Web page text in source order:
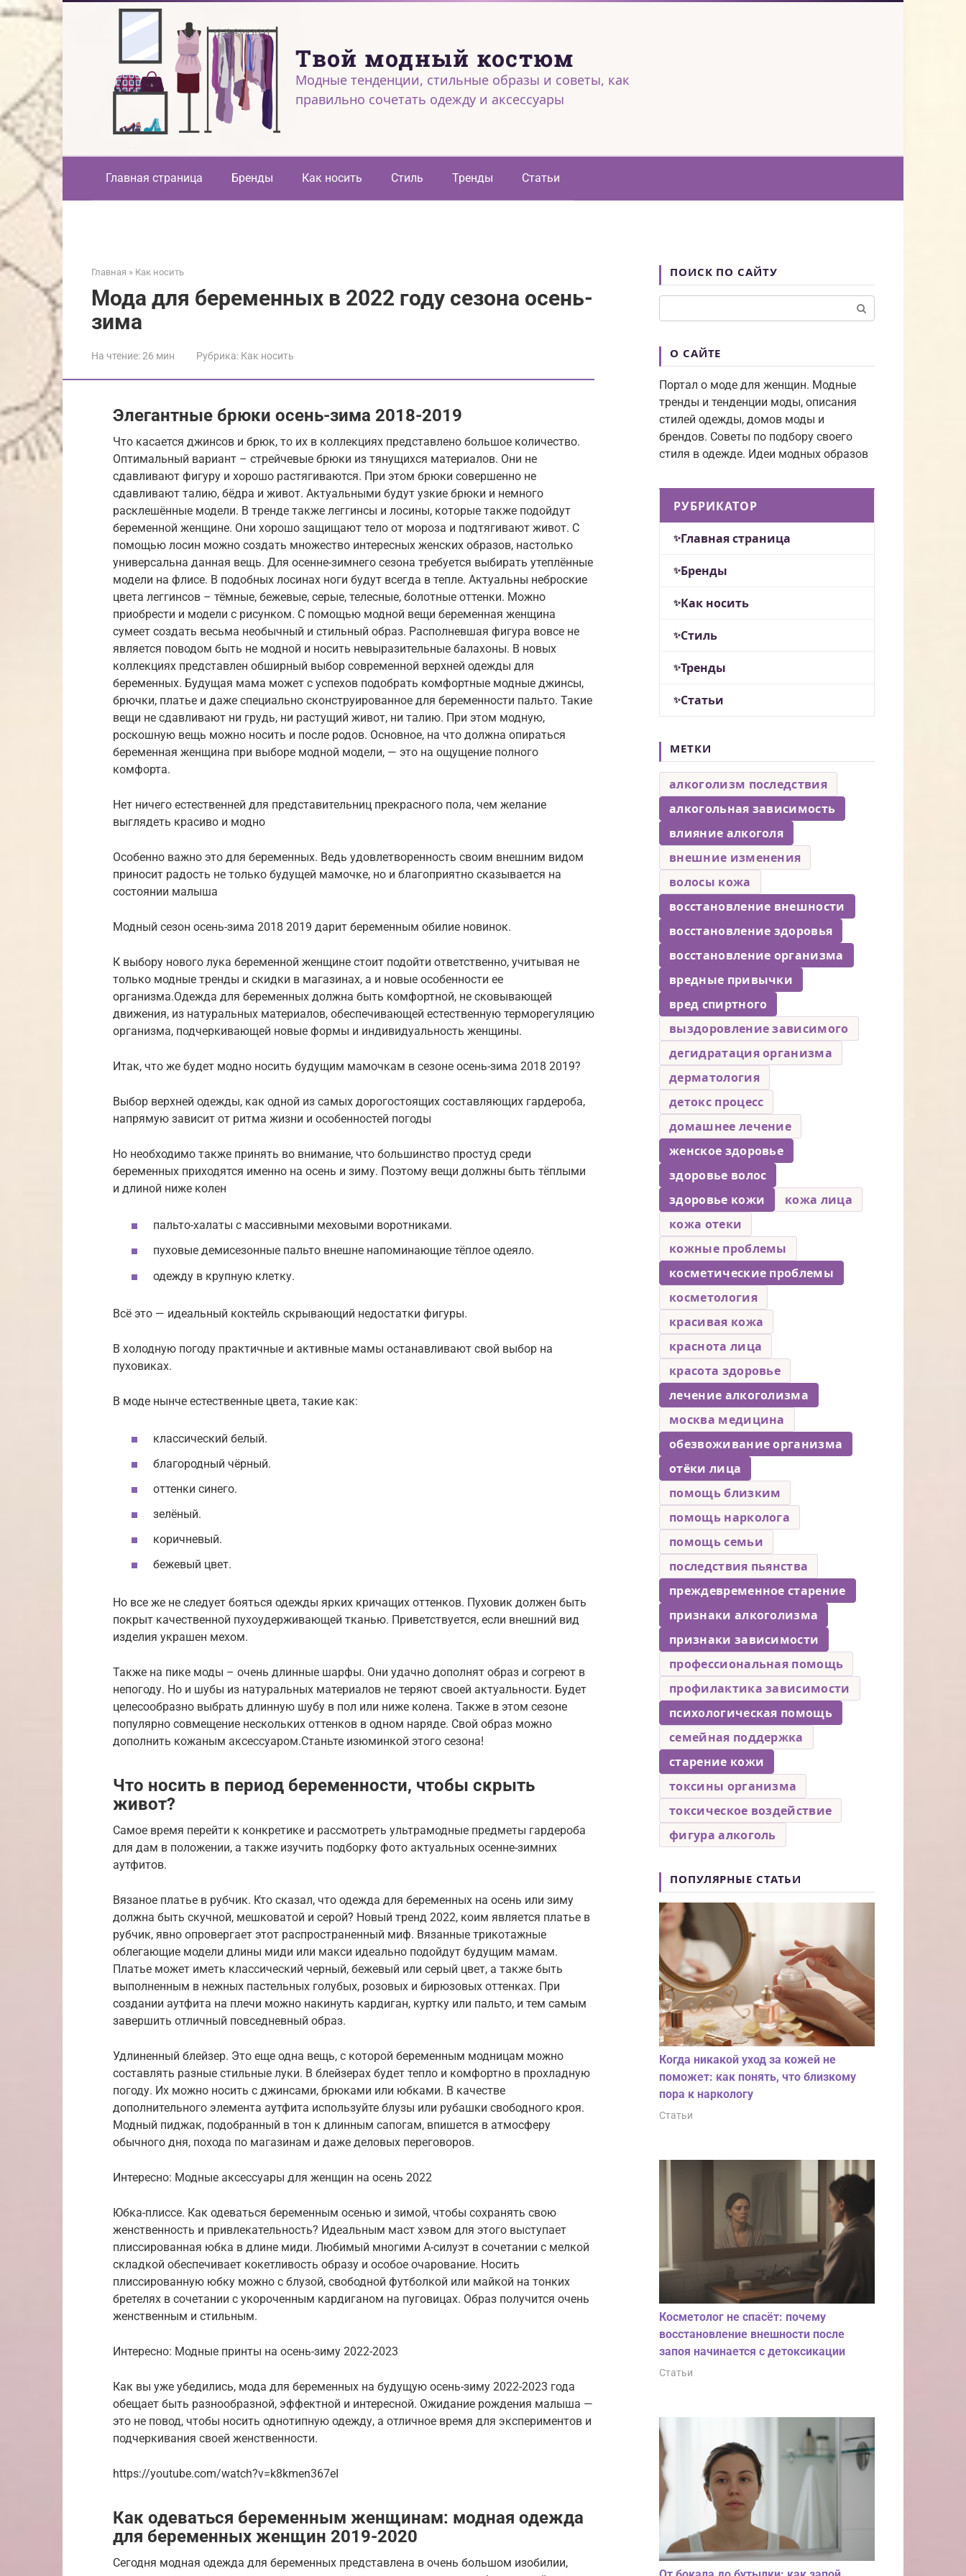
Перейти
Твой модный костюм
Модные тенденции, стильные образы и советы, как
правильно сочетать одежду и аксессуары
Главная страница Бренды Как носить Стиль Тренды Статьи
Главная » Как носить
Мода для беременных в 2022 году сезона осень-
зима
На чтение:26 мин Рубрика: Как носить
Элегантные брюки осень-зима 2018-2019
Что касается джинсов и брюк, то их в коллекциях представлено большое количество.
Оптимальный вариант – стрейчевые брюки из тянущихся материалов. Они не
сдавливают фигуру и хорошо растягиваются. При этом брюки совершенно не
сдавливают талию, бёдра и живот. Актуальными будут узкие брюки и немного
расклешённые модели. В тренде также леггинсы и лосины, которые также подойдут
беременной женщине. Они хорошо защищают тело от мороза и подтягивают живот. С
помощью лосин можно создать множество интересных женских образов, настолько
универсальна данная вещь. Для осенне-зимнего сезона требуется выбирать утеплённые
модели на флисе. В подобных лосинах ноги будут всегда в тепле. Актуальны неброские
цвета леггинсов – тёмные, бежевые, серые, телесные, болотные оттенки. Можно
приобрести и модели с рисунком. С помощью модной вещи беременная женщина
сумеет создать весьма необычный и стильный образ. Располневшая фигура вовсе не
является поводом быть не модной и носить невыразительные балахоны. В новых
коллекциях представлен обширный выбор современной верхней одежды для
беременных. Будущая мама может с успехов подобрать комфортные модные джинсы,
брючки, платье и даже специально сконструированное для беременности пальто. Такие
вещи не сдавливают ни грудь, ни растущий живот, ни талию. При этом модную,
роскошную вещь можно носить и после родов. Основное, на что должна опираться
беременная женщина при выборе модной модели, — это на ощущение полного
комфорта.
Нет ничего естественней для представительниц прекрасного пола, чем желание
выглядеть красиво и модно
Особенно важно это для беременных. Ведь удовлетворенность своим внешним видом
приносит радость не только будущей мамочке, но и благоприятно сказывается на
состоянии малыша
Модный сезон осень-зима 2018 2019 дарит беременным обилие новинок.
К выбору нового лука беременной женщине стоит подойти ответственно, учитывая не
только модные тренды и скидки в магазинах, а и новые особенности ее
организма.Одежда для беременных должна быть комфортной, не сковывающей
движения, из натуральных материалов, обеспечивающей естественную терморегуляцию
организма, подчеркивающей новые формы и индивидуальность женщины.
Итак, что же будет модно носить будущим мамочкам в сезоне осень-зима 2018 2019?
Выбор верхней одежды, как одной из самых дорогостоящих составляющих гардероба,
напрямую зависит от ритма жизни и особенностей погоды
Но необходимо также принять во внимание, что большинство простуд среди
беременных приходятся именно на осень и зиму. Поэтому вещи должны быть тёплыми
и длиной ниже колен
пальто-халаты с массивными меховыми воротниками.
пуховые демисезонные пальто внешне напоминающие тёплое одеяло.
одежду в крупную клетку.
Всё это — идеальный коктейль скрывающий недостатки фигуры.
В холодную погоду практичные и активные мамы останавливают свой выбор на
пуховиках.
В моде нынче естественные цвета, такие как:
классический белый.
благородный чёрный.
оттенки синего.
зелёный.
коричневый.
бежевый цвет.
Но все же не следует бояться одежды ярких кричащих оттенков. Пуховик должен быть
покрыт качественной пухоудерживающей тканью. Приветствуется, если внешний вид
изделия украшен мехом.
Также на пике моды – очень длинные шарфы. Они удачно дополнят образ и согреют в
непогоду. Но и шубы из натуральных материалов не теряют своей актуальности. Будет
целесообразно выбрать длинную шубу в пол или ниже колена. Также в этом сезоне
популярно совмещение нескольких оттенков в одном наряде. Свой образ можно
дополнить кожаным аксессуаром.Станьте изюминкой этого сезона!
Что носить в период беременности, чтобы скрыть
живот?
Самое время перейти к конкретике и рассмотреть ультрамодные предметы гардероба
для дам в положении, а также изучить подборку фото актуальных осенне-зимних
аутфитов.
Вязаное платье в рубчик. Кто сказал, что одежда для беременных на осень или зиму
должна быть скучной, мешковатой и серой? Новый тренд 2022, коим является платье в
рубчик, явно опровергает этот распространенный миф. Вязанные трикотажные
облегающие модели длины миди или макси идеально подойдут будущим мамам.
Платье может иметь классический черный, бежевый или серый цвет, а также быть
выполненным в нежных пастельных голубых, розовых и бирюзовых оттенках. При
создании аутфита на плечи можно накинуть кардиган, куртку или пальто, и тем самым
завершить отличный повседневный образ.
Удлиненный блейзер. Это еще одна вещь, с которой беременным модницам можно
составлять разные стильные луки. В блейзерах будет тепло и комфортно в прохладную
погоду. Их можно носить с джинсами, брюками или юбками. В качестве
дополнительного элемента аутфита используйте блузы или рубашки свободного кроя.
Модный пиджак, подобранный в тон к длинным сапогам, впишется в атмосферу
обычного дня, похода по магазинам и даже деловых переговоров.
Интересно: Модные аксессуары для женщин на осень 2022
Юбка-плиссе. Как одеваться беременным осенью и зимой, чтобы сохранять свою
женственность и привлекательность? Идеальным маст хэвом для этого выступает
плиссированная юбка в длине миди. Любимый многими А-силуэт в сочетании с мелкой
складкой обеспечивает кокетливость образу и особое очарование. Носить
плиссированную юбку можно с блузой, свободной футболкой или майкой на тонких
бретелях в сочетании с укороченным кардиганом на пуговицах. Образ получится очень
женственным и стильным.
Интересно: Модные принты на осень-зиму 2022-2023
Как вы уже убедились, мода для беременных на будущую осень-зиму 2022-2023 года
обещает быть разнообразной, эффектной и интересной. Ожидание рождения малыша —
это не повод, чтобы носить однотипную одежду, а отличное время для экспериментов и
подчеркивания своей женственности.
https://youtube.com/watch?v=k8kmen367eI
Как одеваться беременным женщинам: модная одежда
для беременных женщин 2019-2020
Сегодня модная одежда для беременных представлена в очень большом изобилии,
ПОИСК ПО САЙТУ
О САЙТЕ
Портал о моде для женщин. Модные
тренды и тенденции моды, описания
стилей одежды, домов моды и
брендов. Советы по подбору своего
стиля в одежде. Идеи модных образов
РУБРИКАТОР
Главная страница
Бренды
Как носить
Стиль
Тренды
Статьи
МЕТКИ
алкоголизм последствия
алкогольная зависимость
влияние алкоголя
внешние изменения
волосы кожа
восстановление внешности
восстановление здоровья
восстановление организма
вредные привычки
вред спиртного
выздоровление зависимого
дегидратация организма
дерматология
детокс процесс
домашнее лечение
женское здоровье
здоровье волос
здоровье кожи
кожа лица
кожа отеки
кожные проблемы
косметические проблемы
косметология
красивая кожа
краснота лица
красота здоровье
лечение алкоголизма
москва медицина
обезвоживание организма
отёки лица
помощь близким
помощь нарколога
помощь семьи
последствия пьянства
преждевременное старение
признаки алкоголизма
признаки зависимости
профессиональная помощь
профилактика зависимости
психологическая помощь
семейная поддержка
старение кожи
токсины организма
токсическое воздействие
фигура алкоголь
ПОПУЛЯРНЫЕ СТАТЬИ
Когда никакой уход за кожей не
поможет: как понять, что близкому
пора к наркологу
Статьи
Косметолог не спасёт: почему
восстановление внешности после
запоя начинается с детоксикации
Статьи